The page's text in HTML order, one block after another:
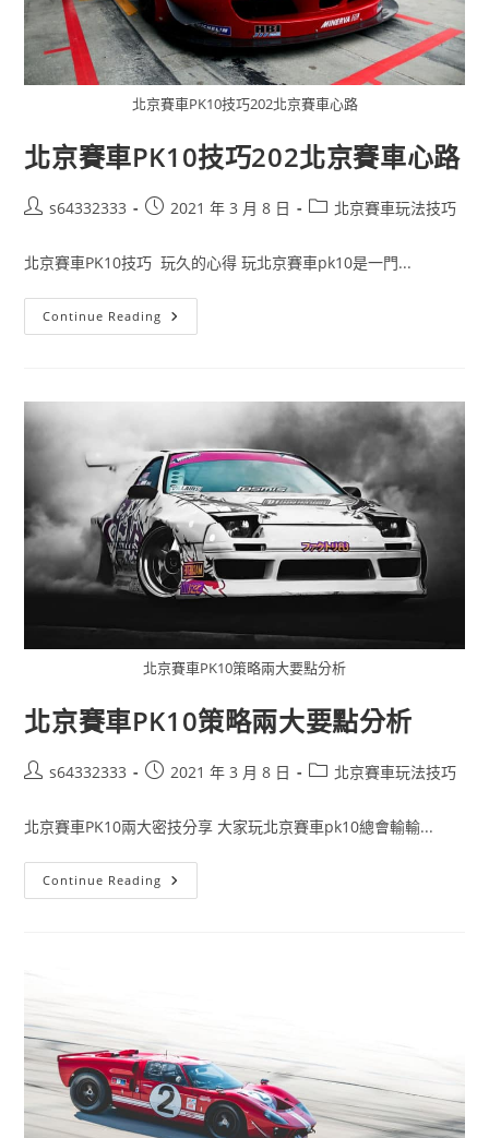
北京賽車PK10技巧202北京賽車心路
北京賽車PK10技巧202北京賽車心路
s64332333 2021 年 3 月 8 日 北京賽車玩法技巧
北京賽車PK10技巧 玩久的心得 玩北京賽車pk10是一門...
Continue Reading
北京賽車PK10策略兩大要點分析
北京賽車PK10策略兩大要點分析
s64332333 2021 年 3 月 8 日 北京賽車玩法技巧
北京賽車PK10兩大密技分享 大家玩北京賽車pk10總會輸輸...
Continue Reading